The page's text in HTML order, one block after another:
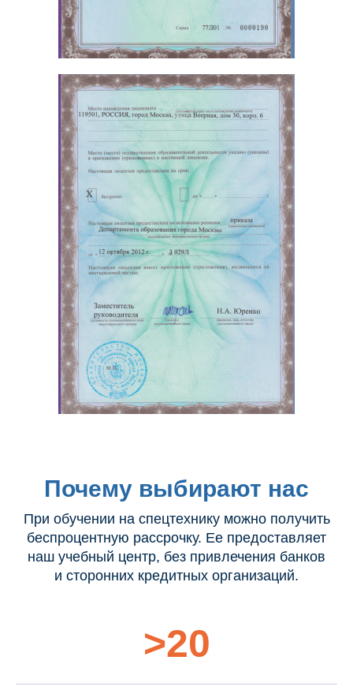
Почему выбирают нас
При обучении на спецтехнику можно получить
беспроцентную рассрочку. Ее предоставляет
наш учебный центр, без привлечения банков
и сторонних кредитных организаций.
>20